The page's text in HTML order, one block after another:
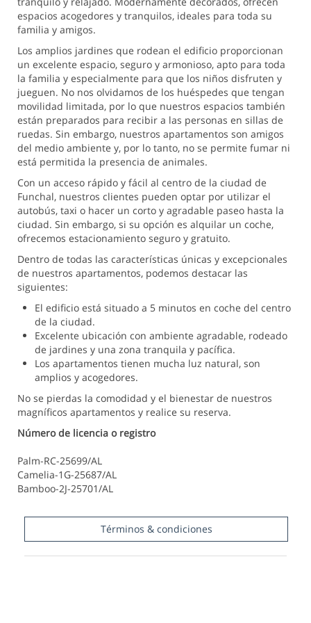
espacios acogedores y tranquilos, ideales para toda su
familia y amigos.
Los amplios jardines que rodean el edificio proporcionan
un excelente espacio, seguro y armonioso, apto para toda
la familia y especialmente para que los niños disfruten y
jueguen. No nos olvidamos de los huéspedes que tengan
movilidad limitada, por lo que nuestros espacios también
están preparados para recibir a las personas en sillas de
ruedas. Sin embargo, nuestros apartamentos son amigos
del medio ambiente y, por lo tanto, no se permite fumar ni
está permitida la presencia de animales.
Con un acceso rápido y fácil al centro de la ciudad de
Funchal, nuestros clientes pueden optar por utilizar el
autobús, taxi o hacer un corto y agradable paseo hasta la
ciudad. Sin embargo, si su opción es alquilar un coche,
ofrecemos estacionamiento seguro y gratuito.
Dentro de todas las características únicas y excepcionales
de nuestros apartamentos, podemos destacar las
siguientes:
El edificio está situado a 5 minutos en coche del centro
de la ciudad.
Excelente ubicación con ambiente agradable, rodeado
de jardines y una zona tranquila y pacífica.
Los apartamentos tienen mucha luz natural, son
amplios y acogedores.
No se pierdas la comodidad y el bienestar de nuestros
magníficos apartamentos y realice su reserva.
Número de licencia o registro
Palm-RC-25699/AL
Camelia-1G-25687/AL
Bamboo-2J-25701/AL
Términos & condiciones